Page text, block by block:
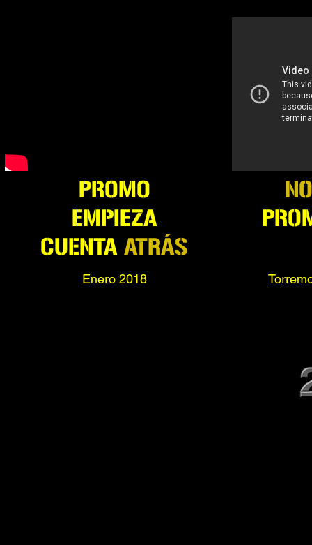
PROMO
EMPIEZA
CUENTA ATRÁS
Enero 2018